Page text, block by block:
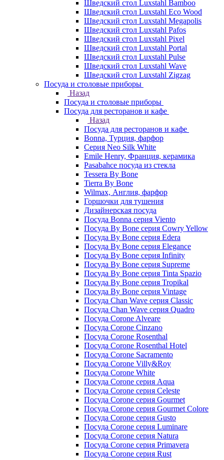
Шведский стол Luxstahl Bamboo
Шведский стол Luxstahl Eco Wood
Шведский стол Luxstahl Megapolis
Шведский стол Luxstahl Pafos
Шведский стол Luxstahl Pixel
Шведский стол Luxstahl Portal
Шведский стол Luxstahl Pulse
Шведский стол Luxstahl Wave
Шведский стол Luxstahl Zigzag
Посуда и столовые приборы
Назад
Посуда и столовые приборы
Посуда для ресторанов и кафе
Назад
Посуда для ресторанов и кафе
Bonna, Турция, фарфор
Cерия Neo Silk White
Emile Henry, Франция, керамика
Pasabahce посуда из стекла
Tessera By Bone
Tierra By Bone
Wilmax, Англия, фарфор
Горшочки для тушения
Дизайнерская посуда
Посуда Bonna серия Viento
Посуда By Bone серия Cowry Yellow
Посуда By Bone серия Edera
Посуда By Bone серия Elegance
Посуда By Bone серия Infinity
Посуда By Bone серия Supreme
Посуда By Bone серия Tinta Spazio
Посуда By Bone серия Tropikal
Посуда By Bone серия Vintage
Посуда Chan Wave серия Classic
Посуда Chan Wave серия Quadro
Посуда Corone Alveare
Посуда Corone Cinzano
Посуда Corone Rosenthal
Посуда Corone Rosenthal Hotel
Посуда Corone Sacramento
Посуда Corone Villy&Roy
Посуда Corone White
Посуда Corone серия Aqua
Посуда Corone серия Celeste
Посуда Corone серия Gourmet
Посуда Corone серия Gourmet Colore
Посуда Corone серия Gusto
Посуда Corone серия Luminare
Посуда Corone серия Natura
Посуда Corone серия Primavera
Посуда Corone серия Rust